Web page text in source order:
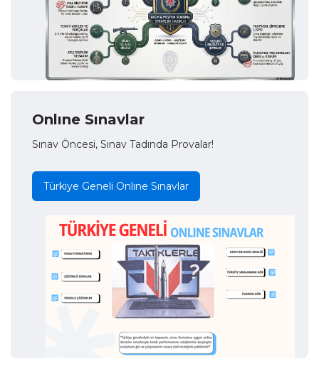
Onlıne Sınavlar
Sınav Öncesi, Sınav Tadında Provalar!
Türkiye Geneli Onlıne Sınavlar